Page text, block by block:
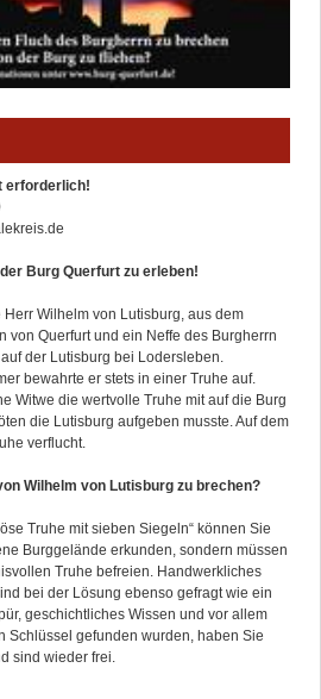
erforderlich!
Burg Querfurt zu erleben!
Wilhelm von Lutisburg, aus dem
von Querfurt und ein Neffe des Burgherrn
der Lutisburg bei Lodersleben.
bewahrte er stets in einer Truhe auf.
Witwe die wertvolle Truhe mit auf die Burg
die Lutisburg aufgeben musste. Auf dem
verflucht.
Wilhelm von Lutisburg zu brechen?
Truhe mit sieben Siegeln“ können Sie
Burggelände erkunden, sondern müssen
Truhe befreien. Handwerkliches
bei der Lösung ebenso gefragt wie ein
geschichtliches Wissen und vor allem
Schlüssel gefunden wurden, haben Sie
sind wieder frei.